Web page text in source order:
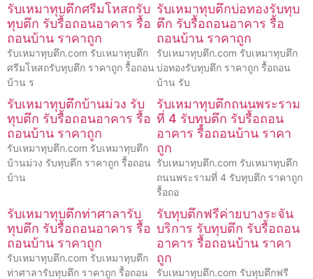
รับเหมาทุบตึกศรีมโหสถรับ
ทุบตึก รับรื้อถอนอาคาร รื้อ
ถอนบ้าน ราคาถูก
รับเหมาทุบตึก.com รับเหมาทุบตึก
ศรีมโหสถรับทุบตึก ราคาถูก รื้อถอน
บ้าน ร
รับเหมาทุบตึกบ่อทองรับทุบ
ตึก รับรื้อถอนอาคาร รื้อ
ถอนบ้าน ราคาถูก
รับเหมาทุบตึก.com รับเหมาทุบตึก
บ่อทองรับทุบตึก ราคาถูก รื้อถอน
บ้าน รับ
รับเหมาทุบตึกบ้านม่วง รับ
ทุบตึก รับรื้อถอนอาคาร รื้อ
ถอนบ้าน ราคาถูก
รับเหมาทุบตึก.com รับเหมาทุบตึก
บ้านม่วง รับทุบตึก ราคาถูก รื้อถอน
บ้าน
รับเหมาทุบตึกถนนพระราม
ที่ 4 รับทุบตึก รับรื้อถอน
อาคาร รื้อถอนบ้าน ราคา
ถูก
รับเหมาทุบตึก.com รับเหมาทุบตึก
ถนนพระรามที่ 4 รับทุบตึก ราคาถูก
รื้อถอ
รับเหมาทุบตึกท่าศาลารับ
ทุบตึก รับรื้อถอนอาคาร รื้อ
ถอนบ้าน ราคาถูก
รับเหมาทุบตึก.com รับเหมาทุบตึก
ท่าศาลารับทุบตึก ราคาถูก รื้อถอน
รับทุบตึกฟรีค่ายบางระจัน
บริการ รับทุบตึก รับรื้อถอน
อาคาร รื้อถอนบ้าน ราคา
ถูก
รับเหมาทุบตึก.com รับทุบตึกฟรี